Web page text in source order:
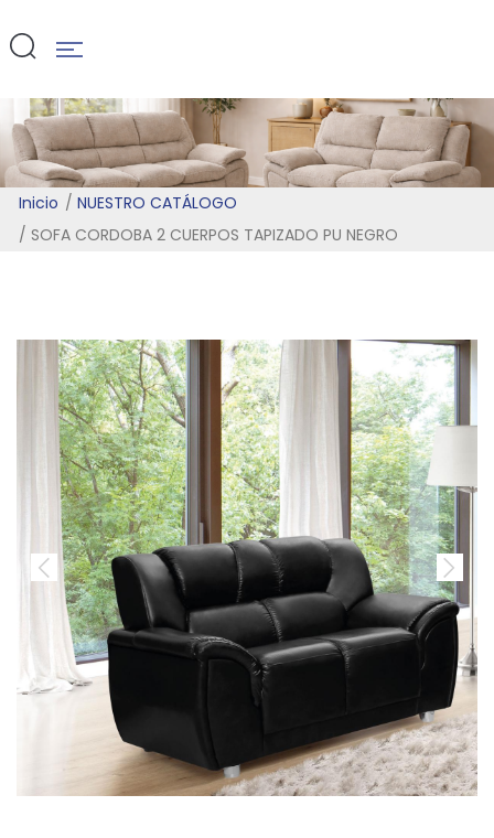
PU NEGRO
Inicio
NUESTRO CATÁLOGO
SOFA CORDOBA 2 CUERPOS TAPIZADO PU NEGRO